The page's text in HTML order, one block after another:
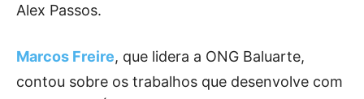
Alex Passos.
Marcos Freire, que lidera a ONG Baluarte,
contou sobre os trabalhos que desenvolve com